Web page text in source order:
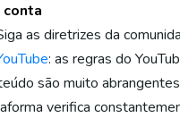
conta
as diretrizes da
: as regras do
são muito
verifica